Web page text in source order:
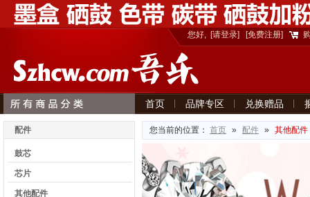
您好, [请登录] [免费注册]
首页 品牌专区 兑换赠品
意见建议
您当前的位置： 首页 » 配件 » 其他配件
配件
鼓芯
芯片
其他配件